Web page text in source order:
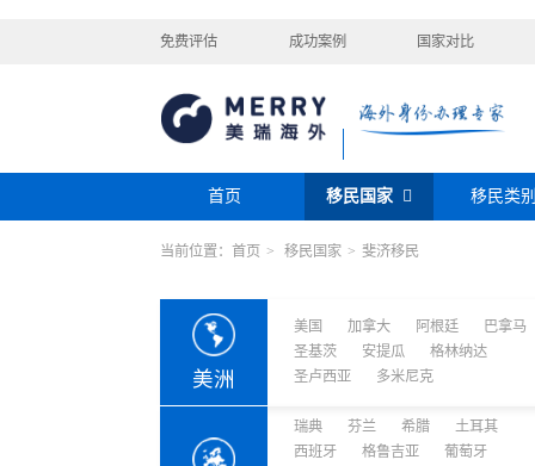
免费评估 成功案例 国家对比
首页 移民国家
瑞典 芬兰 希腊
奥地利
拉脱维亚 英国
移民类
购房移民
迪拜黄金签证
巴拿马购房移民
希腊购房移民
圣基茨投资购房护照
土耳其购房入籍/护照
塞浦路斯购房移民
投资移民
新加坡投资移民
新西兰投资移民
美国EB-5投资移
当前位置：首页 > 移民国家 > 斐济移民
美洲
美国 加拿大 阿根廷
巴拿马
圣基茨
安提瓜
格林纳达
圣卢西亚
多米尼克
瑞典 芬兰 希腊
土耳其
西班牙
格鲁吉亚
葡萄牙